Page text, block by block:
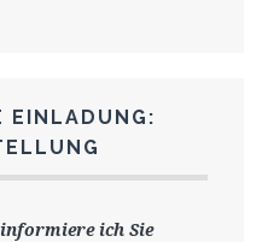
EINLADUNG:
ich Sie